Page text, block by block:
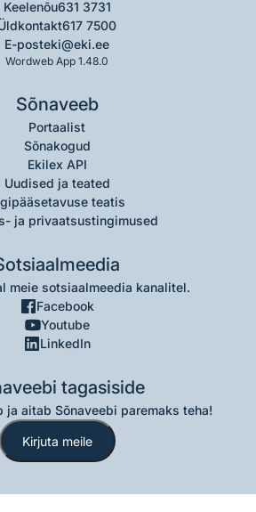
Keelenõu631 3731
617 7500
E-posteki@eki.ee
Wordweb App 1.48.0
Sõnaveeb
Portaalist
Sõnakogud
Ekilex API
Uudised ja teated
teatis
ja privaatsustingimused
meie sotsiaalmeedia kanalitel.
Facebook
Youtube
LinkedIn
tagasiside
ja aitab Sõnaveebi paremaks teha!
Kirjuta meile